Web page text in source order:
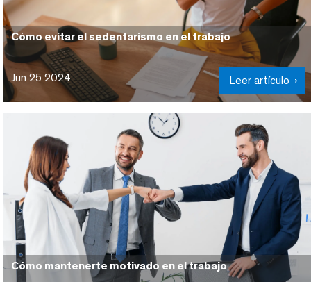
Cómo evitar el sedentarismo en el trabajo
Jun 25 2024 Leer artículo
Cómo mantenerte motivado en el trabajo